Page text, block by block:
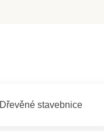
Dřevěné stavebnice